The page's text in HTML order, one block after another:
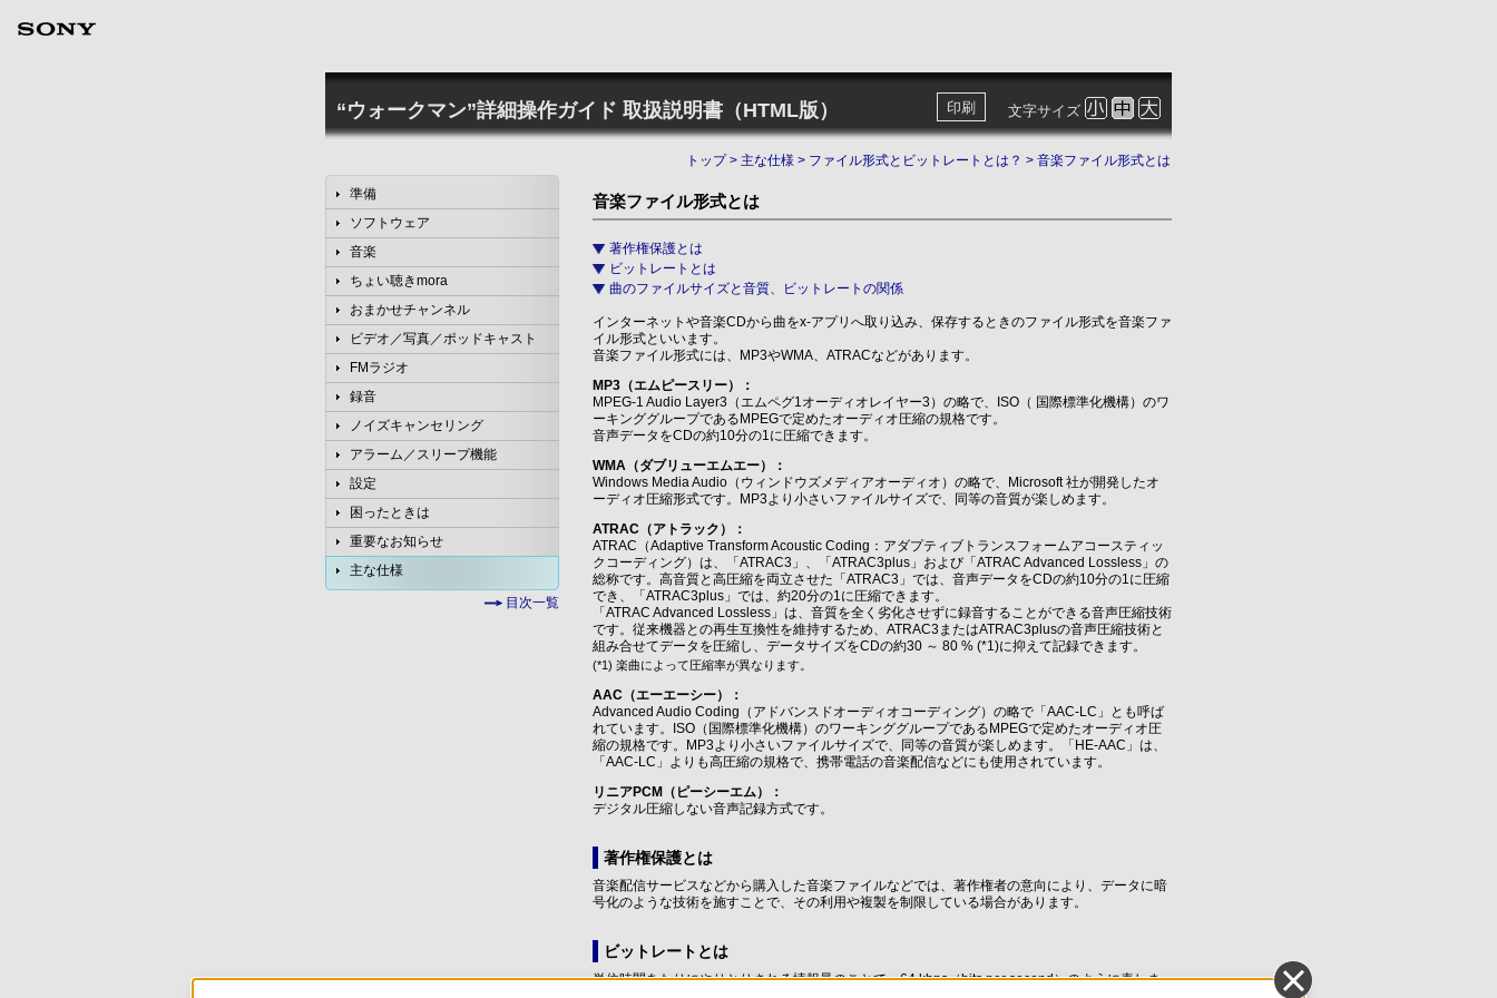
“ウォークマン”詳細操作ガイド 取扱説明書（HTML版） 文字サイズ
印刷
準備
ソフトウェア
音楽
ちょい聴きmora
おまかせチャンネル
ビデオ／写真／ポッドキャスト
FMラジオ
録音
ノイズキャンセリング
アラーム／スリープ機能
設定
困ったときは
重要なお知らせ
主な仕様
目次一覧
トップ> 主な仕様 > ファイル形式とビットレートとは？ > 音楽ファイル形式とは
音楽ファイル形式とは
著作権保護とは
ビットレートとは
曲のファイルサイズと音質、ビットレートの関係
インターネットや音楽CDから曲をx-アプリへ取り込み、保存するときのファイル形式を音楽ファ
イル形式といいます。
音楽ファイル形式には、MP3やWMA、ATRACなどがあります。
MP3（エムピースリー）：
MPEG-1 Audio Layer3（エムペグ1オーディオレイヤー3）の略で、ISO（ 国際標準化機構）のワ
ーキンググループであるMPEGで定めたオーディオ圧縮の規格です。
音声データをCDの約10分の1に圧縮できます。
WMA（ダブリューエムエー）：
Windows Media Audio（ウィンドウズメディアオーディオ）の略で、Microsoft 社が開発したオ
ーディオ圧縮形式です。MP3より小さいファイルサイズで、同等の音質が楽しめます。
ATRAC（アトラック）：
ATRAC（Adaptive Transform Acoustic Coding：アダプティブトランスフォームアコースティッ
クコーディング）は、「ATRAC3」、「ATRAC3plus」および「ATRAC Advanced Lossless」の
総称です。高音質と高圧縮を両立させた「ATRAC3」では、音声データをCDの約10分の1に圧縮
でき、「ATRAC3plus」では、約20分の1に圧縮できます。
「ATRAC Advanced Lossless」は、音質を全く劣化させずに録音することができる音声圧縮技術
です。従来機器との再生互換性を維持するため、ATRAC3またはATRAC3plusの音声圧縮技術と
組み合せてデータを圧縮し、データサイズをCDの約30 ～ 80 % (*1)に抑えて記録できます。
(*1) 楽曲によって圧縮率が異なります。
AAC（エーエーシー）：
Advanced Audio Coding（アドバンスドオーディオコーディング）の略で「AAC-LC」とも呼ば
れています。ISO（国際標準化機構）のワーキンググループであるMPEGで定めたオーディオ圧
縮の規格です。MP3より小さいファイルサイズで、同等の音質が楽しめます。「HE-AAC」は、
「AAC-LC」よりも高圧縮の規格で、携帯電話の音楽配信などにも使用されています。
リニアPCM（ピーシーエム）：
デジタル圧縮しない音声記録方式です。
著作権保護とは
音楽配信サービスなどから購入した音楽ファイルなどでは、著作権者の意向により、データに暗
号化のような技術を施すことで、その利用や複製を制限している場合があります。
ビットレートとは
単位時間あたりにやりとりされる情報量のことで、64 kbps（bits per second）のように表しま